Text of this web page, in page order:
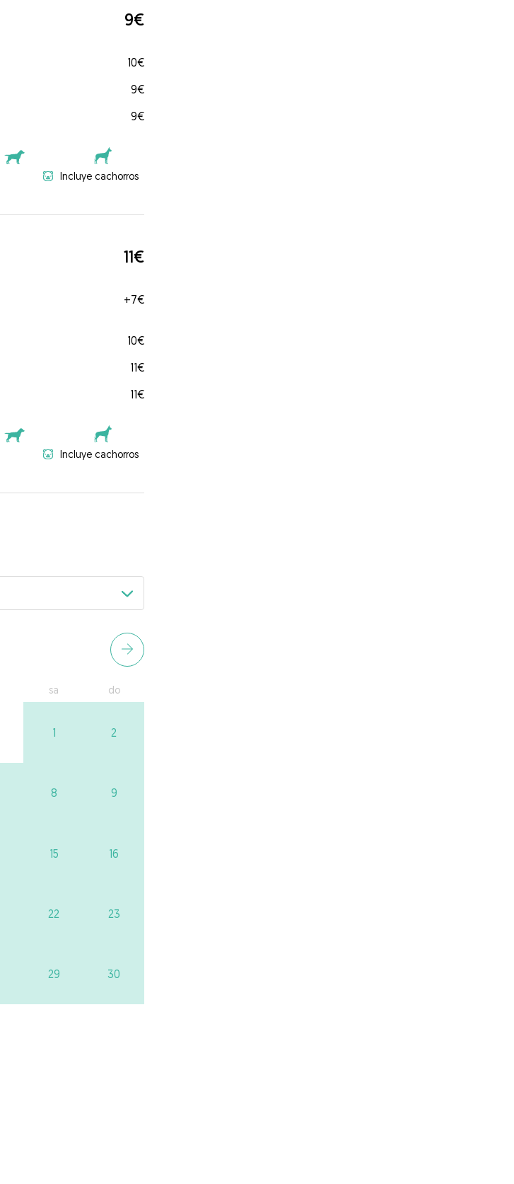
9€
10€
9€
9€
Incluye cachorros
11€
+7€
10€
11€
11€
Incluye cachorros
sa do
1 2
8 9
15 16
22 23
29 30